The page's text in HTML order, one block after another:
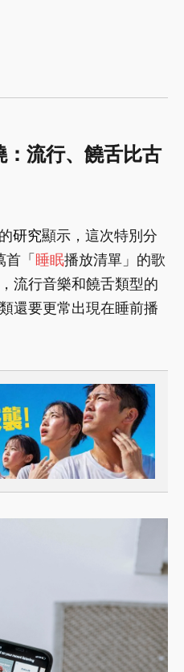
流行、饒舌比古
研究顯示，這次特別分
「 睡眠播放清單」的歌
流行音樂和饒舌類型的
還要更常出現在睡前播